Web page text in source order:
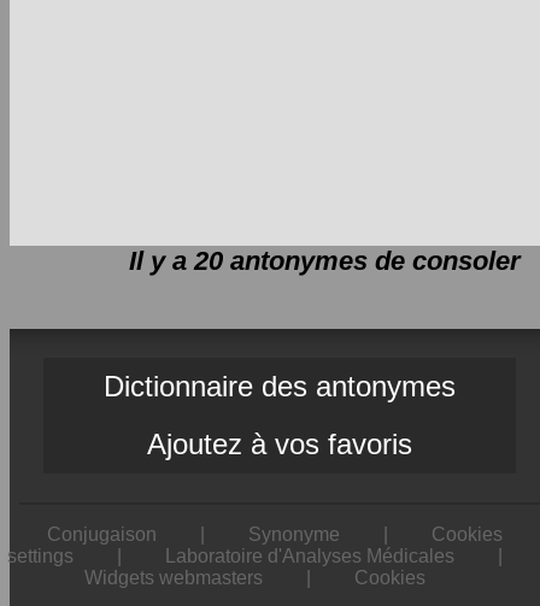
Il y a 20 antonymes de consoler
Dictionnaire des antonymes
Ajoutez à vos favoris
Conjugaison Synonyme
Cookies
settings
Laboratoire d'Analyses Médicales
Widgets webmasters
Cookies